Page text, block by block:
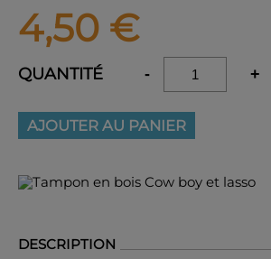
4,50 €
QUANTITÉ - +
AJOUTER AU PANIER
DESCRIPTION